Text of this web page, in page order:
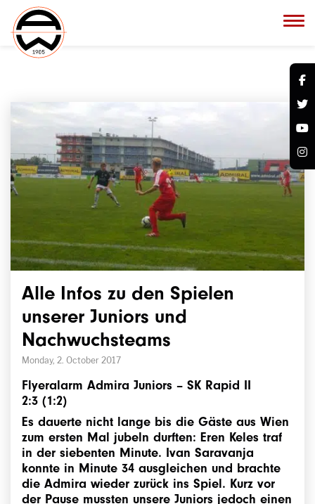
Alle Infos zu den Spielen
unserer Juniors und
Nachwuchsteams
Monday, 2. October 2017
Flyeralarm Admira Juniors – SK Rapid II
2:3 (1:2)
Es dauerte nicht lange bis die Gäste aus Wien
zum ersten Mal jubeln durften: Eren Keles traf
in der siebenten Minute. Ivan Saravanja
konnte in Minute 34 ausgleichen und brachte
die Admira wieder zurück ins Spiel. Kurz vor
der Pause mussten unsere Juniors jedoch einen